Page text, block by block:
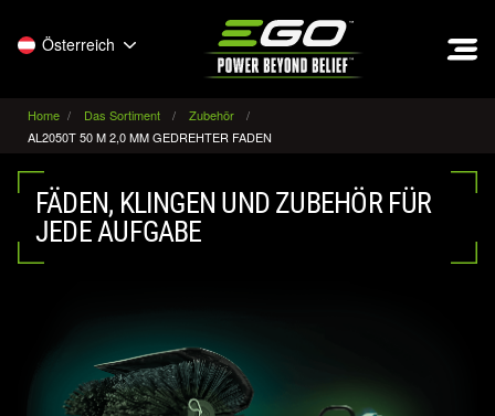
Österreich
Home Das Sortiment
Zubehör
AL2050T 50 M 2,0 MM GEDREHTER FADEN
FÄDEN, KLINGEN UND ZUBEHÖR FÜR
JEDE AUFGABE